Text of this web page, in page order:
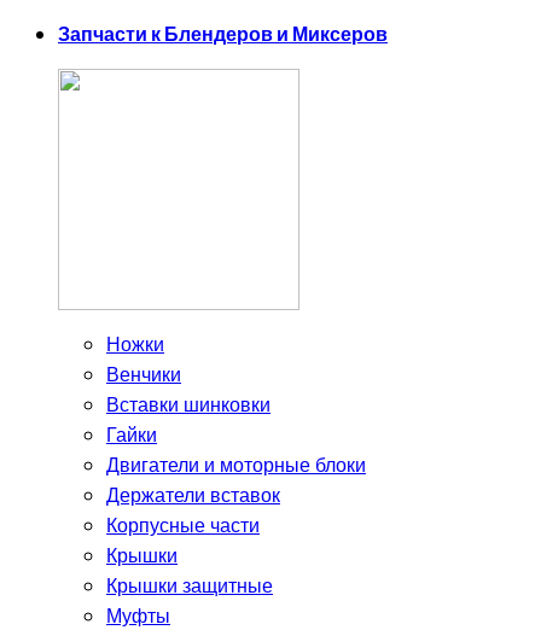
Запчасти к Блендеров и Миксеров
Ножки
Венчики
Вставки шинковки
Гайки
Двигатели и моторные блоки
Держатели вставок
Корпусные части
Крышки
Крышки защитные
Муфты